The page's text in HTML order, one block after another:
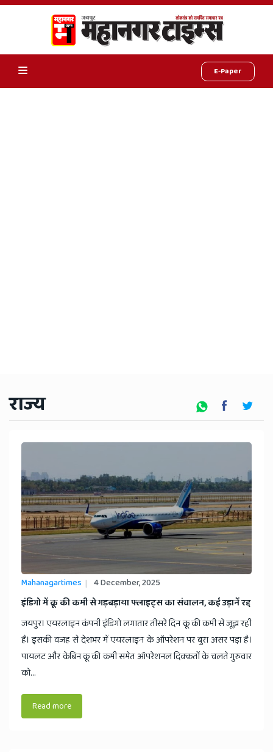
E-Paper
राज्य
Mahanagartimes 4 December, 2025
इंडिगो में क्रू की कमी से गड़बड़ाया फ्लाइट्स का संचालन, कई उड़ानें रद्द​
जयपुर। एयरलाइन कंपनी इंडिगो लगातार तीसरे दिन क्रू की कमी से जूझ रही
है। इसकी वजह से देशभर में एयरलाइन के ऑपरेशन पर बुरा असर पड़ा है।
पायलट और केबिन क्रू की कमी समेत ऑपरेशनल दिक्कतों के चलते गुरुवार
को...
Read more